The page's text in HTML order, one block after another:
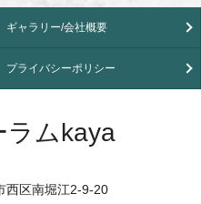
ギャラリー/会社概要
プライバシーポリシー
ラムkaya
区南堀江2-9-20